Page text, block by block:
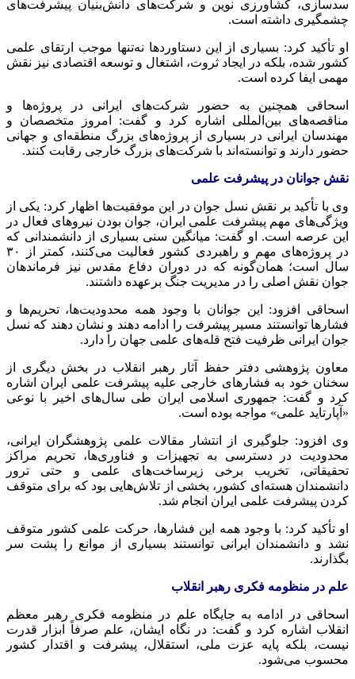
سدسازی، کشاورزی نوین و شرکت‌های دانش‌بنیان پیشرفت‌های
چشمگیری داشته است.
او تأکید کرد: بسیاری از این دستاوردها نه‌تنها موجب ارتقای علمی
کشور شده، بلکه در ایجاد ثروت، اشتغال و توسعه اقتصادی نیز نقش
مهمی ایفا کرده است.
اسحاقی همچنین به حضور شرکت‌های ایرانی در پروژه‌ها و
مناقصه‌های بین‌المللی اشاره کرد و گفت: امروز متخصصان و
مهندسان ایرانی در بسیاری از پروژه‌های بزرگ منطقه‌ای و جهانی
حضور دارند و توانسته‌اند با شرکت‌های بزرگ خارجی رقابت کنند.
نقش جوانان در پیشرفت علمی
وی با تأکید بر نقش نسل جوان در این موفقیت‌ها اظهار کرد: یکی از
ویژگی‌های مهم پیشرفت علمی ایران، جوان بودن نیروهای فعال در
این عرصه است. او گفت: میانگین سنی بسیاری از دانشمندانی که
در پروژه‌های مهم و راهبردی کشور فعالیت می‌کنند، کمتر از ۳۰
سال است؛ همان‌گونه که در دوران دفاع مقدس نیز فرماندهان
جوان نقش اصلی را در مدیریت جنگ برعهده داشتند.
اسحاقی افزود: این جوانان با وجود همه محدودیت‌ها، تحریم‌ها و
فشارها توانستند مسیر پیشرفت را ادامه دهند و نشان دهند که نسل
جوان ایرانی ظرفیت فتح قله‌های علمی جهان را دارد.
معاون پژوهشی دفتر حفظ آثار رهبر انقلاب در بخش دیگری از
سخنان خود به فشارهای خارجی علیه پیشرفت علمی ایران اشاره
کرد و گفت: جمهوری اسلامی ایران طی سال‌های اخیر با نوعی
«آپارتاید علمی» مواجه بوده است.
وی افزود: جلوگیری از انتشار مقالات علمی پژوهشگران ایرانی،
محدودیت در دسترسی به تجهیزات و فناوری‌ها، تحریم مراکز
تحقیقاتی، تخریب برخی زیرساخت‌های علمی و حتی ترور
دانشمندان هسته‌ای کشور، بخشی از تلاش‌هایی بود که برای متوقف
کردن پیشرفت علمی ایران انجام شد.
او تأکید کرد: با وجود همه این فشارها، حرکت علمی کشور متوقف
نشد و دانشمندان ایرانی توانستند بسیاری از موانع را پشت سر
بگذارند.
علم در منظومه فکری رهبر انقلاب
اسحاقی در ادامه به جایگاه علم در منظومه فکری رهبر معظم
انقلاب اشاره کرد و گفت: در نگاه ایشان، علم صرفاً ابزار قدرت
نیست، بلکه پایه عزت ملی، استقلال، پیشرفت و اقتدار کشور
محسوب می‌شود.